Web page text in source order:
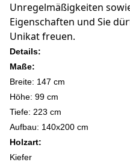
Unregelmäßigkeiten
Eigenschaften und Sie
Unikat freuen.
Details:
Maße:
Breite: 147 cm
Höhe: 99 cm
Tiefe: 223 cm
Aufbau: 140x200 cm
Holzart:
Kiefer